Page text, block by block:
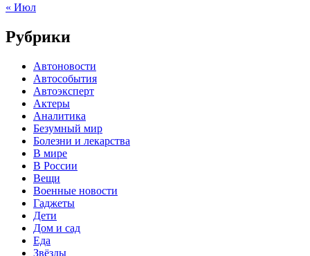
« Июл
Рубрики
Автоновости
Автособытия
Автоэксперт
Актеры
Аналитика
Безумный мир
Болезни и лекарства
В мире
В России
Вещи
Военные новости
Гаджеты
Дети
Дом и сад
Еда
Звёзды